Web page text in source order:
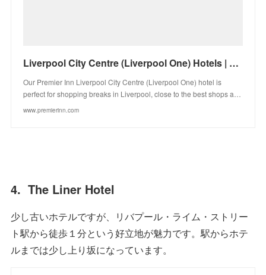
Liverpool City Centre (Liverpool One) Hotels | Premier Inn
Our Premier Inn Liverpool City Centre (Liverpool One) hotel is
perfect for shopping breaks in Liverpool, close to the best shops a…
www.premierinn.com
4. The Liner Hotel
少し古いホテルですが、リバプール・ライム・ストリー
ト駅から徒歩１分という好立地が魅力です。駅からホテ
ルまでは少し上り坂になっています。